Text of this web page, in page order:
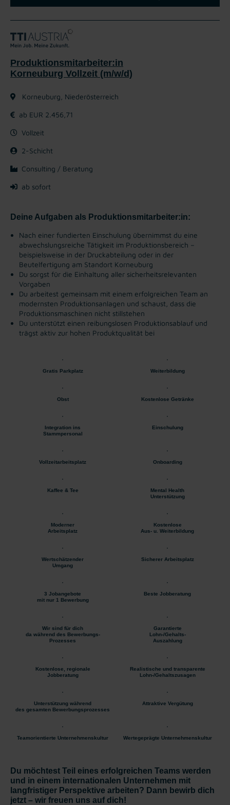
Produktionsmitarbeiter:in
Korneuburg Vollzeit (m/w/d)
Korneuburg, Niederösterreich
ab EUR 2.456,71
Vollzeit
2-Schicht
Consulting / Beratung
ab sofort
Deine Aufgaben als Produktionsmitarbeiter:in:
Nach einer fundierten Einschulung übernimmst du eine
abwechslungsreiche Tätigkeit im Produktionsbereich –
beispielsweise in der Druckabteilung oder in der
Beutelfertigung am Standort Korneuburg
Du sorgst für die Einhaltung aller sicherheitsrelevanten
Vorgaben
Du arbeitest gemeinsam mit einem erfolgreichen Team an
modernsten Produktionsanlagen und schaust, dass die
Produktionsmaschinen nicht stillstehen
Du unterstützt einen reibungslosen Produktionsablauf und
trägst aktiv zur hohen Produktqualität bei
Gratis Parkplatz Weiterbildung
Obst Kostenlose Getränke
Integration ins
Stammpersonal
Einschulung
Vollzeitarbeitsplatz Onboarding
Kaffee & Tee
Mental Health
Unterstützung
Moderner
Arbeitsplatz
Kostenlose
Aus- u. Weiterbildung
Wertschätzender
Umgang
Sicherer Arbeitsplatz
3 Jobangebote
mit nur 1 Bewerbung
Beste Jobberatung
Wir sind für dich
da während des Bewerbungs-
Prozesses
Garantierte
Lohn-/Gehalts-
Auszahlung
Kostenlose, regionale
Jobberatung
Realistische und transparente
Lohn-/Gehaltszusagen
Unterstützung während
des gesamten Bewerbungsprozesses
Attraktive Vergütung
Teamorientierte Unternehmenskultur Wertegeprägte Unternehmenskultur
Du möchtest Teil eines erfolgreichen Teams werden
und in einem internationalen Unternehmen mit
langfristiger Perspektive arbeiten? Dann bewirb dich
jetzt – wir freuen uns auf dich!